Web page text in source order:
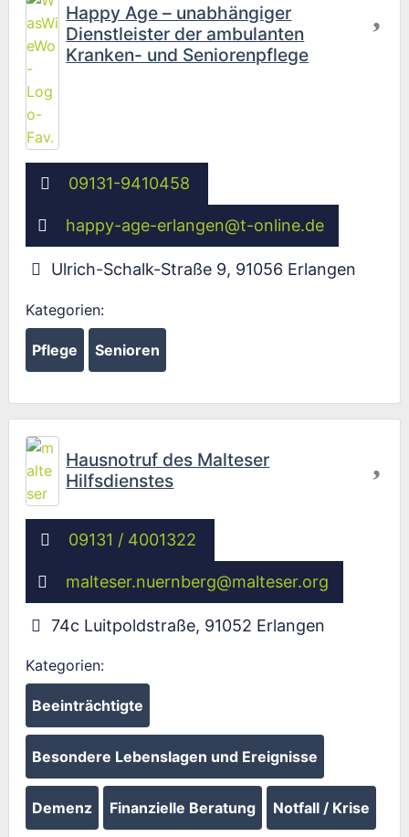
Happy Age – unabhängiger
Dienstleister der ambulanten
Kranken- und Seniorenpflege
09131-9410458
happy-age-erlangen@t-online.de
Ulrich-Schalk-Straße 9, 91056 Erlangen
Kategorien:
Pflege Senioren
Hausnotruf des Malteser
Hilfsdienstes
09131 / 4001322
malteser.nuernberg@malteser.org
74c Luitpoldstraße, 91052 Erlangen
Kategorien:
Beeinträchtigte
Besondere Lebenslagen und Ereignisse
Demenz Finanzielle Beratung Notfall / Krise